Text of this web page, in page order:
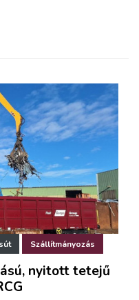
Szállítmányozás
nyitott tetejű